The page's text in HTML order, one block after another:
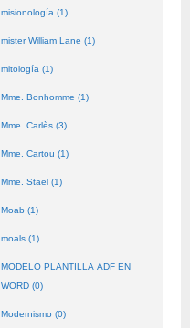
misionología (1)
mister William Lane (1)
mitología (1)
Mme. Bonhomme (1)
Mme. Carlès (3)
Mme. Cartou (1)
Mme. Staël (1)
Moab (1)
moals (1)
MODELO PLANTILLA ADF EN
WORD (0)
Modernismo (0)